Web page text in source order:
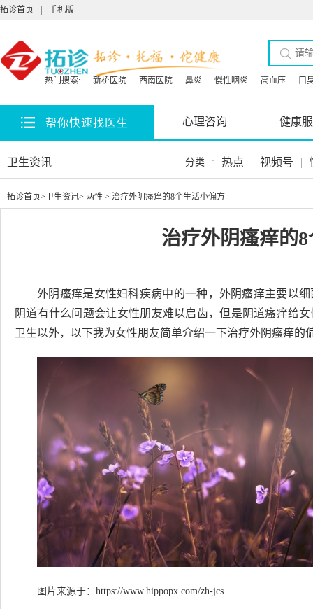
拓诊首页 手机版
热门搜索: 新桥医院 西南医院 鼻炎 慢性咽炎 高血压 口
帮你快速找医生 心理咨询 健康
卫生资讯 分类 : 热点 | 视频号 |
拓诊首页> 卫生资讯> 两性 > 治疗外阴瘙痒的8个生活小偏方
治疗外阴瘙痒的
外阴瘙痒是女性妇科疾病中的一种，外阴瘙痒主要以
阴道有什么问题会让女性朋友难以启齿，但是阴道瘙痒给
卫生以外，以下我为女性朋友简单介绍一下治疗外阴瘙痒的
图片来源于： https://www.hippopx.com/zh-jcs